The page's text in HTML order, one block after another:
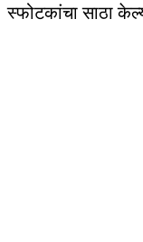
स्फोटकांचा साठा